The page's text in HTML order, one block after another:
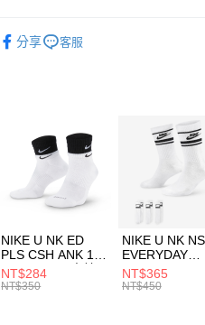
台新國際商業銀行
【關於「AFTEE先享後付」】
３．安心：先確認商品／服務後，再付款。
【「AFTEE先享後付」結帳流程】
１．於結帳方式選擇「AFTEE先享後付
付」結帳頁面，進行簡訊認證並確認金額
２．訂單成立數日內，您將收到繳費通知
３．收到繳費通知簡訊後14天內，點擊
／ATM／網路銀行／等多元方式進行付
※ 請注意：結帳手續完成當下不需立刻
絡購買商品的店家。未經商家同意取消之
先享後付繳納相關費用。
每筆NT$100，滿NT$1,500(含以上)
每筆NT$100，滿NT$1,500(含以上)
付款後門市自取
每筆NT$100，滿NT$1,500(含以上)
分享 客服
NIKE U NK ED
PLS CSH ANK 1P
144 DBL 男 中統
襪 DH4058104
NT$284
NT$350
NIKE U NK
EVERYDAY
ESSENTIAL CR
男女 短統襪
NT$365
NT$450